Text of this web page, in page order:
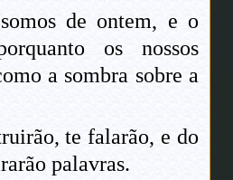
de ontem, e o
os nossos
a sombra sobre a
te falarão, e do
palavras.